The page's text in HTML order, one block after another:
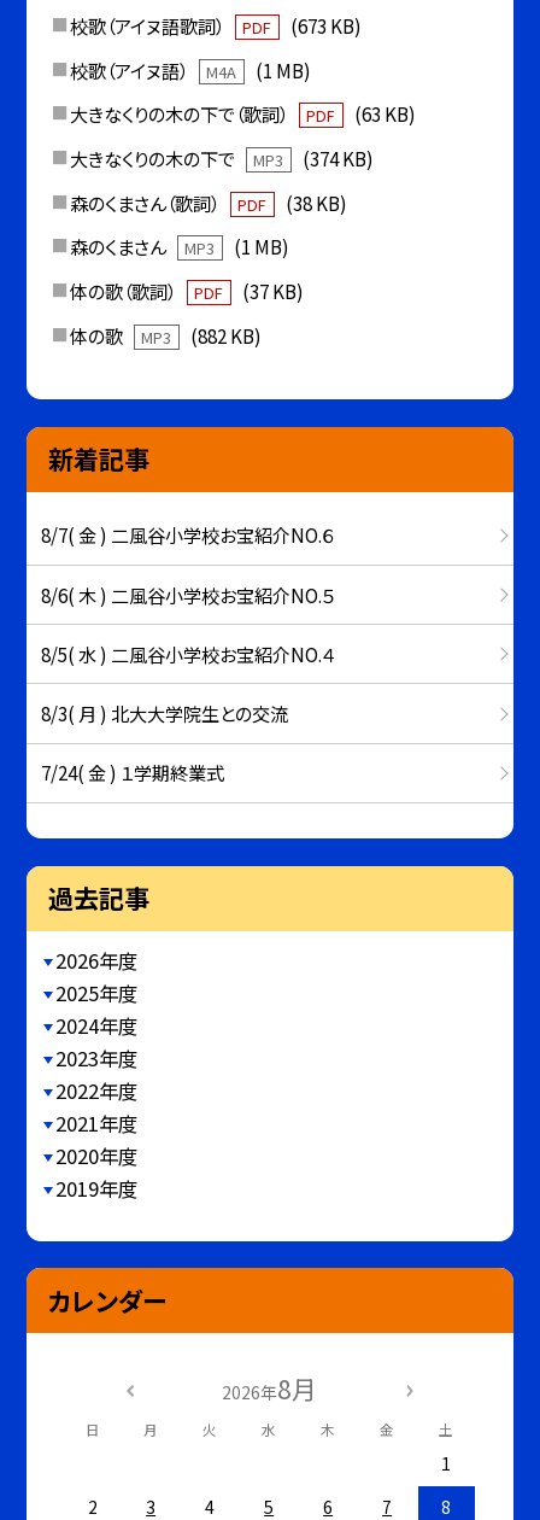
校歌（アイヌ語歌詞） PDF
(673 KB)
校歌（アイヌ語）
M4A
(1 MB)
大きなくりの木の下で（歌詞）
PDF
(63 KB)
大きなくりの木の下で
MP3
(374 KB)
森のくまさん（歌詞）
PDF
(38 KB)
森のくまさん
MP3
(1 MB)
体の歌（歌詞）
PDF
(37 KB)
体の歌
MP3 (882 KB)
新着記事
8/7( 金 ) 二風谷小学校お宝紹介NO.６
8/6( 木 ) 二風谷小学校お宝紹介NO.５
8/5( 水 ) 二風谷小学校お宝紹介NO.４
8/3( 月 ) 北大大学院生との交流
7/24( 金 ) １学期終業式
過去記事
2026年度
2025年度
2024年度
2023年度
2022年度
2021年度
2020年度
2019年度
カレンダー
2026年8月
日 月 火 水 木 金 土
1
2
3 4 5 6 7
8